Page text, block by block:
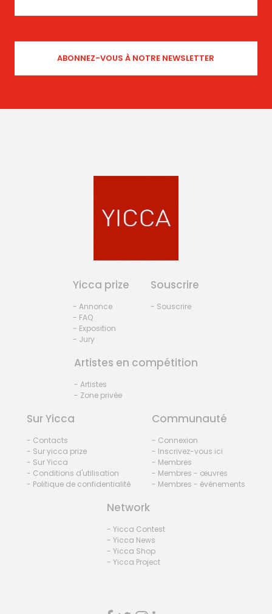
Yicca prize
- Annonce
- FAQ
- Exposition
- Jury
Souscrire
- Souscrire
Artistes en compétition
- Artistes
- Zone privée
Sur Yicca
- Contacts
- Sur yicca prize
- Sur Yicca
- Conditions d'utilisation
- Politique de confidentialité
Communauté
- Connexion
- Inscrivez-vous ici
- Membres
- Membres - œuvres
- Membres - événements
Network
- Yicca Contest
- Yicca News
- Yicca Shop
- Yicca Project